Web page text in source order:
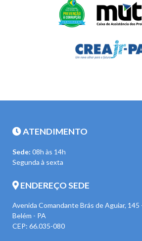
ATENDIMENTO
Sede: 08h às 14h
Segunda à sexta
ENDEREÇO SEDE
Avenida Comandante Brás de Aguiar, 145
Belém - PA
CEP: 66.035-080